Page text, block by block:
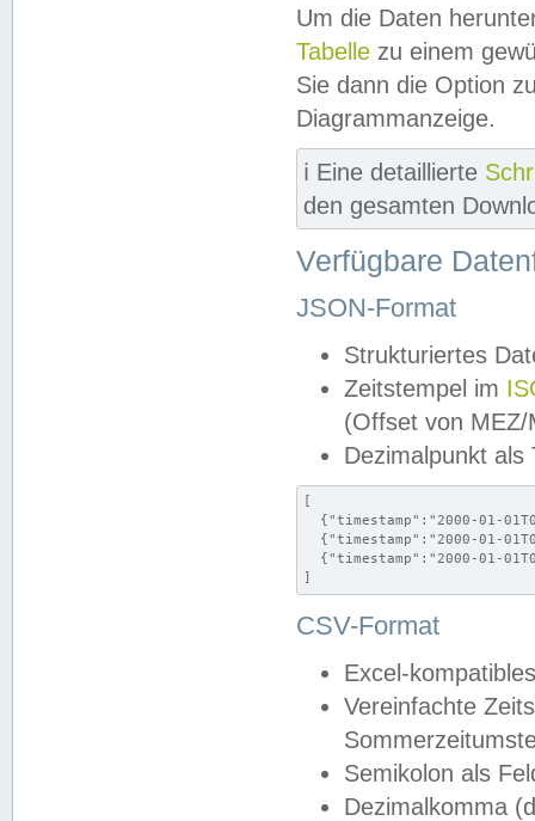
Um die Daten
Tabelle zu einem
Sie dann die Option
Diagrammanzeige.
ℹ️ Eine detaillierte
den gesamten
Verfügbare
JSON-Format
Strukturiertes
Zeitstempel im
(Offset von MEZ/
Dezimalpunkt als
[
{"timestamp":"2000-01-
{"timestamp":"2000-01-
{"timestamp":"2000-01-
]
CSV-Format
Excel-
Vereinfachte
Semikolon als
Dezimalkomma